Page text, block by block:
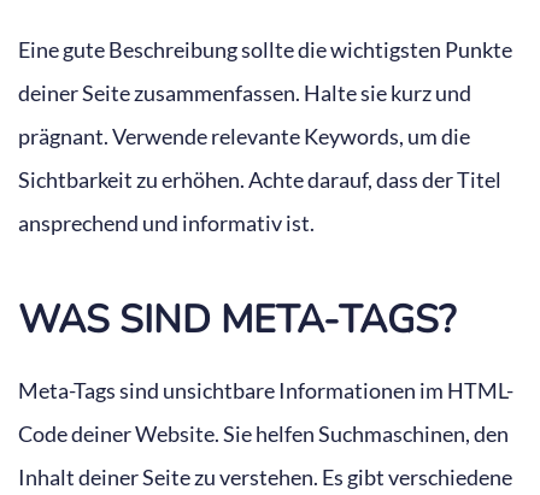
Eine gute Beschreibung sollte die wichtigsten Punkte
deiner Seite zusammenfassen. Halte sie kurz und
prägnant. Verwende relevante Keywords, um die
Sichtbarkeit zu erhöhen. Achte darauf, dass der Titel
ansprechend und informativ ist.
WAS SIND META-TAGS?
Meta-Tags sind unsichtbare Informationen im HTML-
Code deiner Website. Sie helfen Suchmaschinen, den
Inhalt deiner Seite zu verstehen. Es gibt verschiedene